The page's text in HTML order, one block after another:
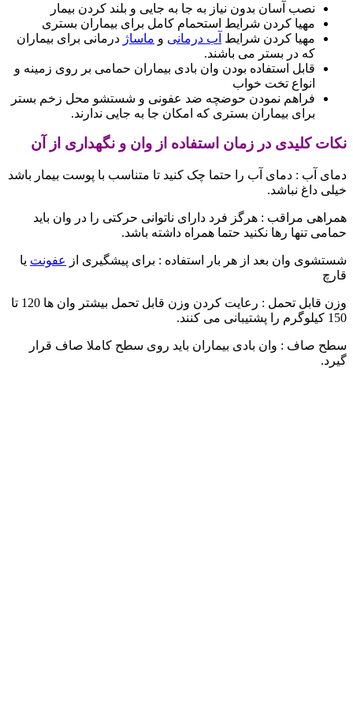
نصب آسان بدون نیاز به جا به جایی و بلند کردن بیمار
مهیا کردن شرایط استحمام کامل برای بیماران بستری
مهیا کردن شرایط آب درمانی و ماساژ درمانی برای بیماران
که در بستر می باشند.
قابل استفاده بودن وان بادی بیماران حمامی بر روی زمینه و
انواع تخت خواب
فراهم نمودن حوضچه ضد عفونی و شستشو محل زخم بستر
برای بیماران بستری که امکان جا به جایی ندارند.
نکات کلیدی در زمان استفاده از وان و نگهداری از آن
دمای آب : دمای آب را حتما چک کنید تا متناسب با پوست بیمار باشد
خیلی داغ نباشد.
همراهی مراقب : هرگز فرد دارای ناتوانی حرکتی را در وان باید
حمامی تنها رها نکنید حتما همراه داشته باشد.
شستشوی وان بعد از هر بار استفاده : برای پیشگیری از عفونت یا
قارچ
وزن قابل تحمل : رعایت کردن وزن قابل تحمل بیشتر وان ها 120 تا
150 کیلوگرم را پشتیبانی می کنند.
سطح صاف : وان بادی بیماران باید روی سطح کاملا صاف قرار
گیرد.